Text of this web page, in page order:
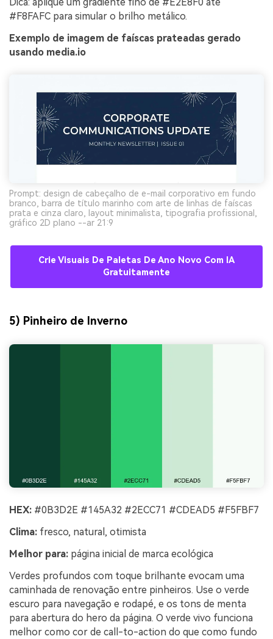
#F8FAFC para simular o brilho metálico.
Exemplo de imagem de faíscas prateadas gerado
usando media.io
Prompt: design de cabeçalho de e-mail corporativo em fundo
branco, barra de título marinho com arte de linhas de faíscas
prata e cinza claro, layout minimalista, tipografia profissional,
gráfico 2D plano --ar 21:9
Crie Visuais De Paletas De Ano Novo Com IA
Gratuitamente
5) Pinheiro de Inverno
HEX: #0B3D2E #145A32 #2ECC71 #CDEAD5 #F5FBF7
Clima: fresco, natural, otimista
Melhor para: página inicial de marca ecológica
Verdes profundos com toque brilhante evocam uma
caminhada de renovação entre pinheiros. Use o verde
escuro para navegação e rodapé, e os tons de menta
para abertura do hero da página. O verde vivo funciona
melhor como cor de call-to-action do que como fundo